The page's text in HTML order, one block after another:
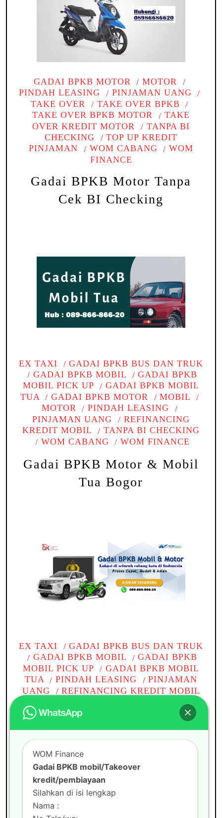
GADAI BPKB MOTOR
MOTOR
PINDAH LEASING
PINJAMAN UANG
TAKE OVER
TAKE OVER BPKB
TAKE OVER BPKB MOTOR
TAKE
OVER KREDIT MOTOR
TANPA BI
CHECKING
TOP UP KREDIT
PINJAMAN
WOM CABANG
WOM
FINANCE
Gadai BPKB Motor Tanpa
Cek BI Checking
EX TAXI
GADAI BPKB BUS DAN TRUK
GADAI BPKB MOBIL
GADAI BPKB
MOBIL PICK UP
GADAI BPKB MOBIL
TUA
GADAI BPKB MOTOR
MOBIL
MOTOR
PINDAH LEASING
PINJAMAN UANG
REFINANCING
KREDIT MOBIL
TANPA BI CHECKING
WOM CABANG
WOM FINANCE
Gadai BPKB Motor & Mobil
Tua Bogor
EX TAXI
GADAI BPKB BUS DAN TRUK
GADAI BPKB MOBIL
GADAI BPKB
MOBIL PICK UP
GADAI BPKB MOBIL
TUA
PINDAH LEASING
PINJAMAN
UANG
REFINANCING KREDIT MOBIL
TAKE OVER
KREDIT BPKB MOBIL
TAKE OVER
TANPA BI CHECKING
Gadai BPKB mobil di
Tambun
WOM Finance
Gadai BPKB mobil/Takeover
kredit/pembiayaan
Silahkan di isi lengkap
Nama :